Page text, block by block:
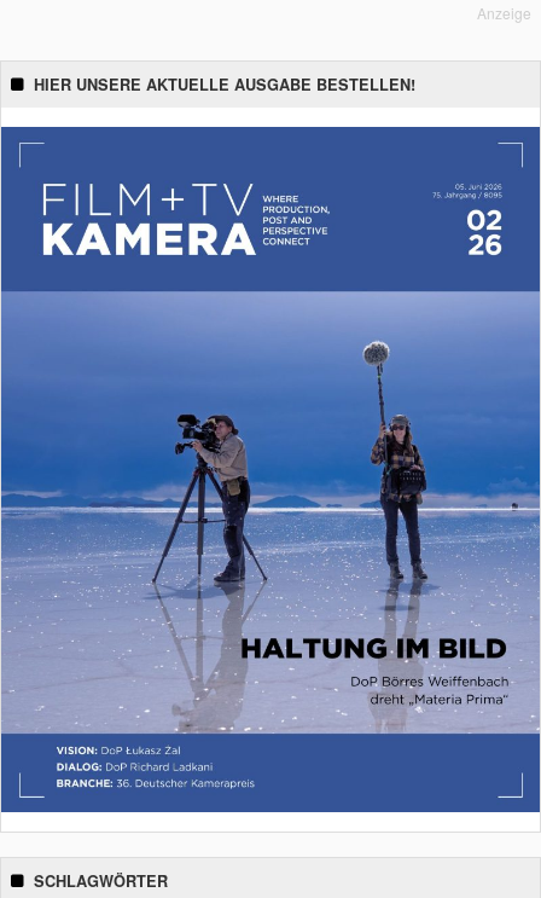
Anzeige
HIER UNSERE AKTUELLE AUSGABE BESTELLEN!
SCHLAGWÖRTER